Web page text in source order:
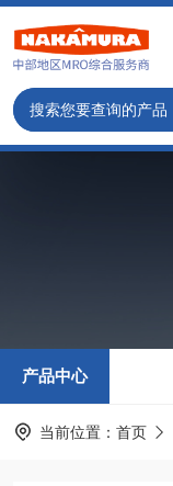
产品中心
当前位置： 首页